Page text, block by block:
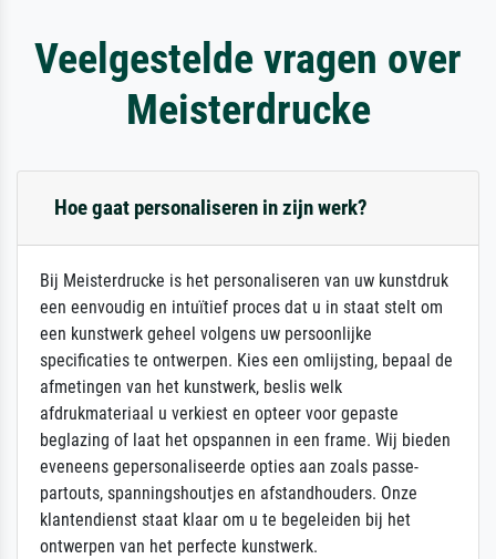
Veelgestelde vragen over
Meisterdrucke
Hoe gaat personaliseren in zijn werk?
Bij Meisterdrucke is het personaliseren van uw kunstdruk
een eenvoudig en intuïtief proces dat u in staat stelt om
een kunstwerk geheel volgens uw persoonlijke
specificaties te ontwerpen. Kies een omlijsting, bepaal de
afmetingen van het kunstwerk, beslis welk
afdrukmateriaal u verkiest en opteer voor gepaste
beglazing of laat het opspannen in een frame. Wij bieden
eveneens gepersonaliseerde opties aan zoals passe-
partouts, spanningshoutjes en afstandhouders. Onze
klantendienst staat klaar om u te begeleiden bij het
ontwerpen van het perfecte kunstwerk.